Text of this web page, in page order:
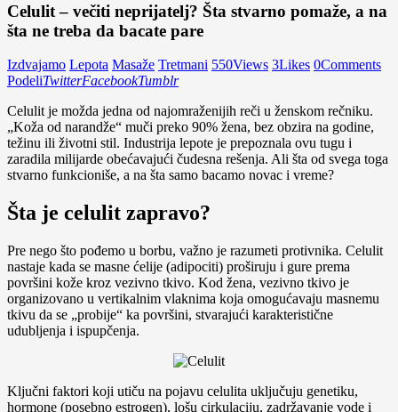
Celulit – večiti neprijatelj? Šta stvarno pomaže, a na
šta ne treba da bacate pare
Izdvajamo Lepota Masaže Tretmani 550Views 3Likes 0Comments
PodeliTwitterFacebookTumblr
Celulit je možda jedna od najomraženijih reči u ženskom rečniku.
„Koža od narandže“ muči preko 90% žena, bez obzira na godine,
težinu ili životni stil. Industrija lepote je prepoznala ovu tugu i
zaradila milijarde obećavajući čudesna rešenja. Ali šta od svega toga
stvarno funkcioniše, a na šta samo bacamo novac i vreme?
Šta je celulit zapravo?
Pre nego što pođemo u borbu, važno je razumeti protivnika. Celulit
nastaje kada se masne ćelije (adipociti) proširuju i gure prema
površini kože kroz vezivno tkivo. Kod žena, vezivno tkivo je
organizovano u vertikalnim vlaknima koja omogućavaju masnemu
tkivu da se „probije“ ka površini, stvarajući karakteristične
udubljenja i ispupčenja.
Ključni faktori koji utiču na pojavu celulita uključuju genetiku,
hormone (posebno estrogen), lošu cirkulaciju, zadržavanje vode i